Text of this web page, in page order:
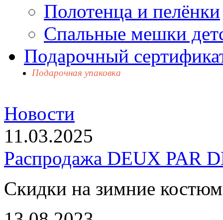
Полотенца и пелёнки
Спальные мешки
Подарочный
Подарочная упаковка
Новости
11.03.2025
Распродажа DEUX PAR
Скидки на зимние